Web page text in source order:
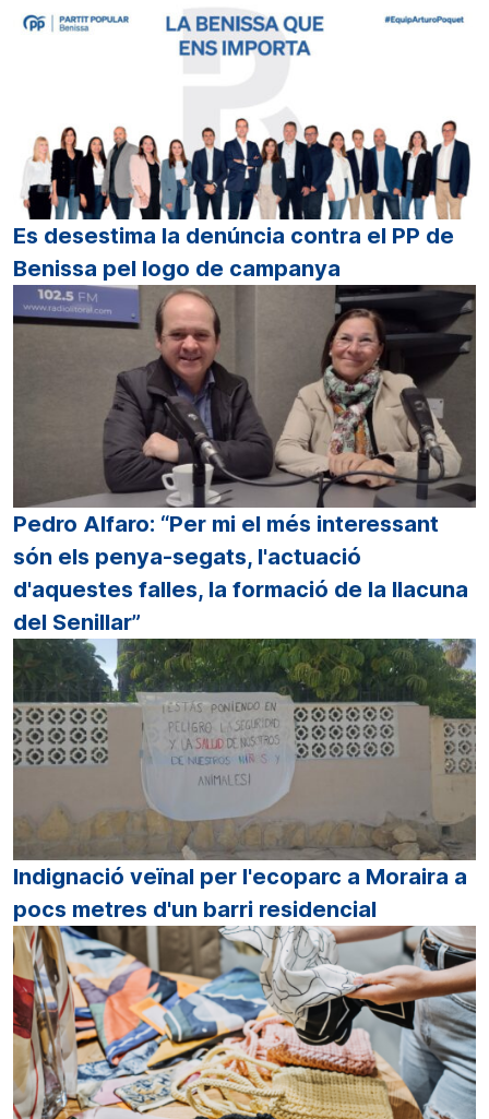
Es desestima la denúncia contra el PP de
Benissa pel logo de campanya
Pedro Alfaro: “Per mi el més interessant
són els penya-segats, l'actuació
d'aquestes falles, la formació de la llacuna
del Senillar”
Indignació veïnal per l'ecoparc a Moraira a
pocs metres d'un barri residencial